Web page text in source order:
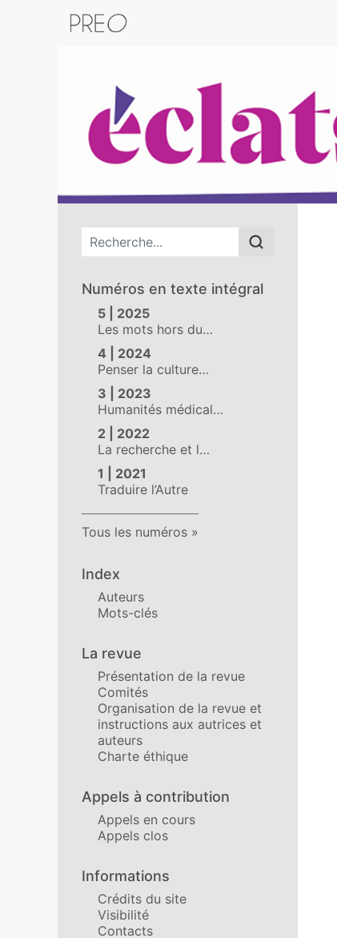
Menu principal
Numéros en texte intégral
5 | 2025
Les mots hors du…
4 | 2024
Penser la culture…
3 | 2023
Humanités médical…
2 | 2022
La recherche et l…
1 | 2021
Traduire l’Autre
Tous les numéros
Index
Auteurs
Mots-clés
La revue
Présentation de la revue
Comités
Organisation de la revue et
instructions aux autrices et
auteurs
Charte éthique
Appels à contribution
Appels en cours
Appels clos
Informations
Crédits du site
Visibilité
Contacts